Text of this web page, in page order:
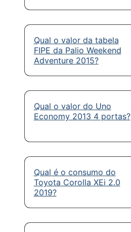
Qual o valor da tabela
FIPE da Palio Weekend
Adventure 2015?
Qual o valor do Uno
Economy 2013 4 portas?
Qual é o consumo do
Toyota Corolla XEi 2.0
2019?